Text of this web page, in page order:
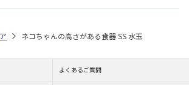
ネコちゃんの高さがある食器 SS 水玉
よくあるご質問